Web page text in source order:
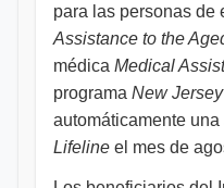
para las personas de
Assistance to the
médica Medical
programa New
automáticamente
Lifeline el mes de